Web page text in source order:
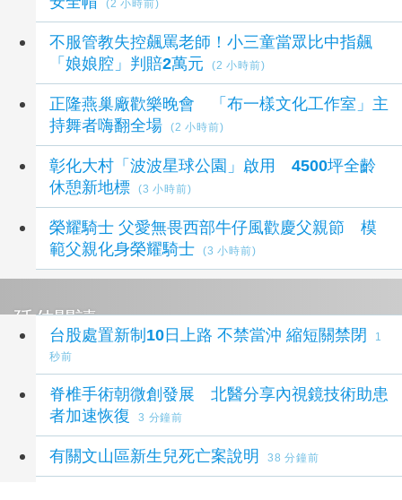
(2 小時前)
不服管教失控飆罵老師！小三童當眾比中指飆
「娘娘腔」判賠2萬元
(2 小時前)
正隆燕巢廠歡樂晚會 「布一樣文化工作室」主
持舞者嗨翻全場
(2 小時前)
彰化大村「波波星球公園」啟用 4500坪全齡
休憩新地標
(3 小時前)
榮耀騎士 父愛無畏西部牛仔風歡慶父親節 模
範父親化身榮耀騎士
(3 小時前)
延伸閱讀
台股處置新制10日上路 不禁當沖 縮短關禁閉
1
秒前
脊椎手術朝微創發展 北醫分享內視鏡技術助患
者加速恢復
3 分鐘前
有關文山區新生兒死亡案說明 38 分鐘前